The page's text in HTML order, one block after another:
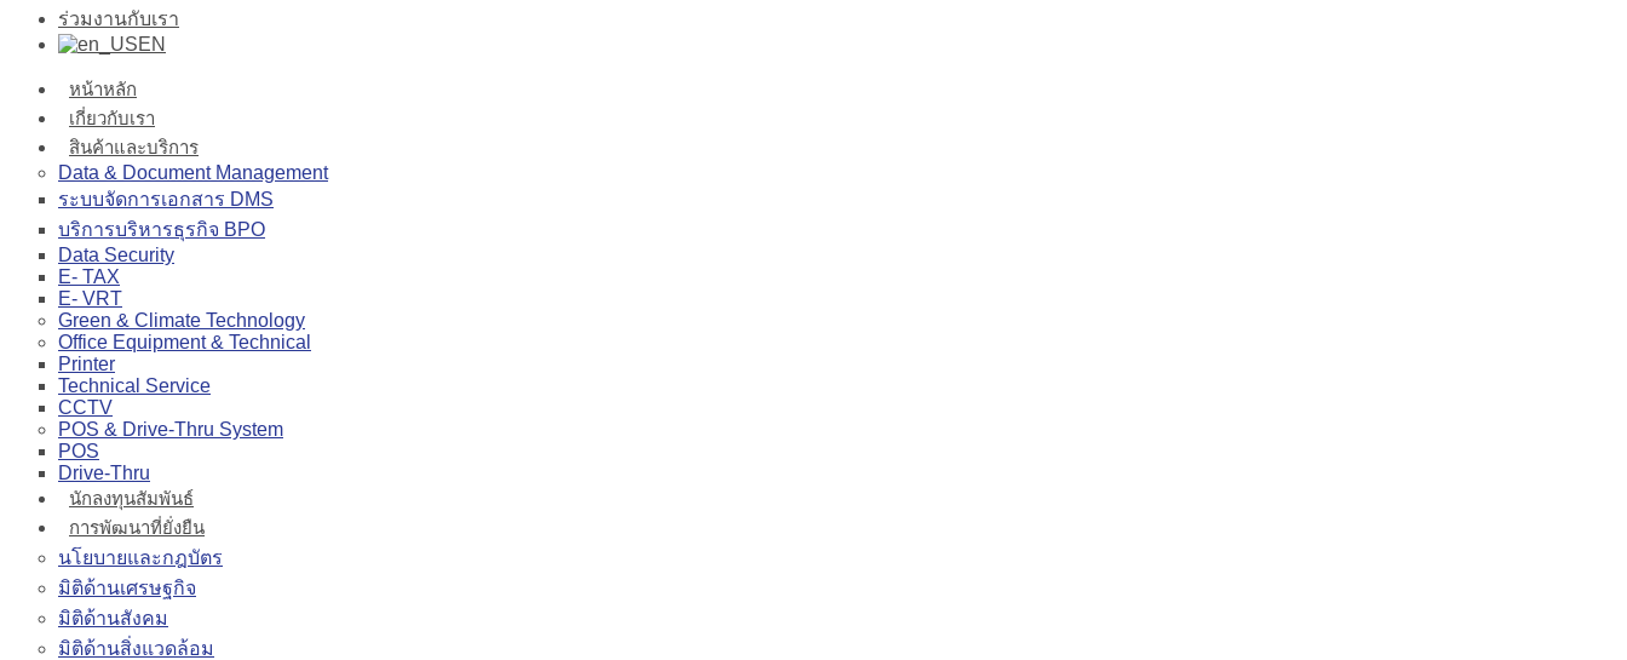
ร่วมงานกับเรา
EN
หน้าหลัก
เกี่ยวกับเรา
สินค้าและบริการ
Data & Document Management
ระบบจัดการเอกสาร DMS
บริการบริหารธุรกิจ BPO
Data Security
E- TAX
E- VRT
Green & Climate Technology
Office Equipment & Technical
Printer
Technical Service
CCTV
POS & Drive-Thru System
POS
Drive-Thru
นักลงทุนสัมพันธ์
การพัฒนาที่ยั่งยืน
นโยบายและกฎบัตร
มิติด้านเศรษฐกิจ
มิติด้านสังคม
มิติด้านสิ่งแวดล้อม